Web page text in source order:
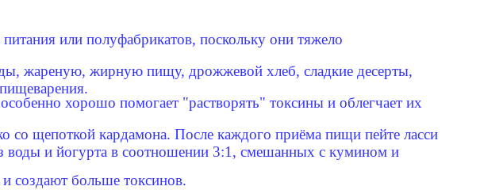
или полуфабрикатов, поскольку они тяжело
жареную, жирную пищу, дрожжевой хлеб, сладкие десерты,
хорошо помогает "растворять" токсины и облегчает их
со щепоткой кардамона. После каждого приёма пищи пейте ласси
воды и йогурта в соотношении 3:1, смешанных с кумином и
создают больше токсинов.